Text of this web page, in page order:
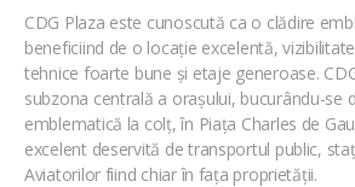
CDG Plaza este cunoscută ca o clădire
beneficiind de o locație excelentă,
tehnice foarte bune și etaje generoase.
subzona centrală a orașului, bucurându-se
emblematică la colț, în Piața Charles de
excelent deservită de transportul public,
Aviatorilor fiind chiar în fața proprietății.